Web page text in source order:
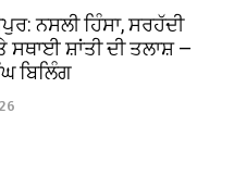
ਨਸਲੀ ਹਿੰਸਾ, ਸਰਹੱਦੀ
ਸ਼ਾਂਤੀ ਦੀ ਤਲਾਸ਼ —
ਬਿਲਿੰਗ